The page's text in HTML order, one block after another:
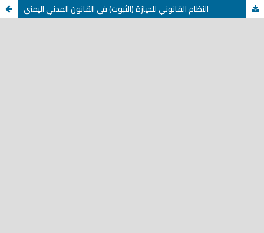
النظام القانوني للحيازة (الثبوت) في القانون المدني اليمني